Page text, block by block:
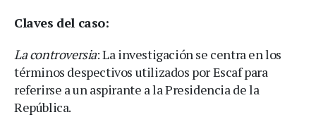
Claves del caso:
La controversia: La investigación se centra en los
términos despectivos utilizados por Escaf para
referirse a un aspirante a la Presidencia de la
República.